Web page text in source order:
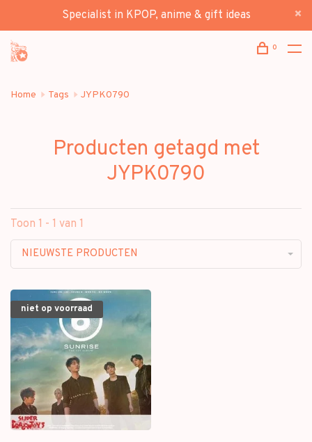
Specialist in KPOP, anime & gift ideas
0
Home Tags JYPK0790
Producten getagd met
JYPK0790
Toon 1 - 1 van 1
NIEUWSTE PRODUCTEN
niet op voorraad